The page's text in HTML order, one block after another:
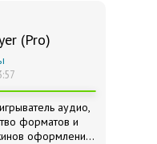
(Pro)
аудио,
форматов и
оформления.